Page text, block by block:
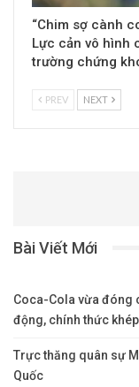
“Chim sợ cành
Lực cản vô hình
trường chứng
PREV NEXT
Bài Viết Mới
Coca-Cola vừa đóng
động, chính thức
Trực thăng quân sự
Quốc